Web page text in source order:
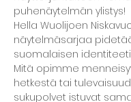
puhenäytelmän ylistys!
Hella Wuolijoen
näytelmäsarjaa
suomalaisen
Mitä opimme
hetkestä tai
sukupolvet istuvat